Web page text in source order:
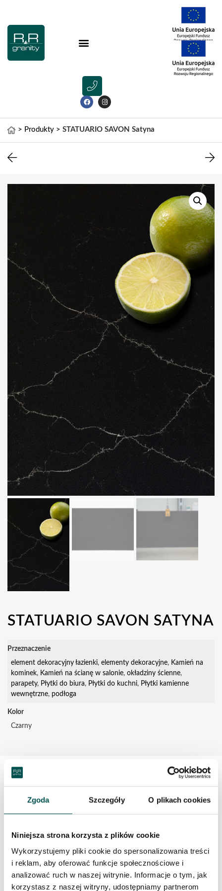
Zgoda Szczegóły O plikach cookies
Niniejsza strona korzysta z plików cookie
Wykorzystujemy pliki cookie do spersonalizowania treści
i reklam, aby oferować funkcje społecznościowe i
analizować ruch w naszej witrynie. Informacje o tym, jak
korzystasz z naszej witryny, udostępniamy partnerom
> Produkty > STATUARIO SAVON Satyna
STATUARIO SAVON SATYNA
Przeznaczenie
element dekoracyjny łazienki,elementy dekoracyjne, Kamień na
kominek, Kamień na ścianę w salonie,okładziny ścienne,
parapety, Płytki do biura, Płytki do kuchni, Płytki kamienne
wewnętrzne, podłoga
Kolor
Czarny
OPIS PRODUKTU
Satynowe wykończenie i wizualny minimalizm to
Wystarczy jednak dobrze się przyjrzeć, aby nie móc
przejść obok tego elementu wykończenia obojętnie.
Ten materiał zaskakuje swoją subtelnością i
delikatnym dekorem w postaci subtelnych, ale
kontrastowych żyłek, które tworzą naturalną ozdobę.